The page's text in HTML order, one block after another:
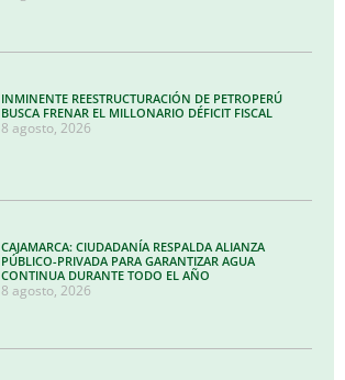
INMINENTE REESTRUCTURACIÓN DE PETROPERÚ
BUSCA FRENAR EL MILLONARIO DÉFICIT FISCAL
8 agosto, 2026
CAJAMARCA: CIUDADANÍA RESPALDA ALIANZA
PÚBLICO-PRIVADA PARA GARANTIZAR AGUA
CONTINUA DURANTE TODO EL AÑO
8 agosto, 2026